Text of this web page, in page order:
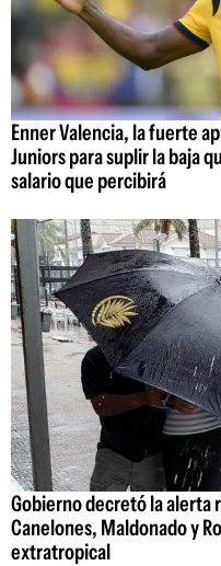
Enner Valencia, la fuerte
Juniors para suplir la baja
salario que percibirá
Gobierno decretó la alerta
Canelones, Maldonado y
extratropical